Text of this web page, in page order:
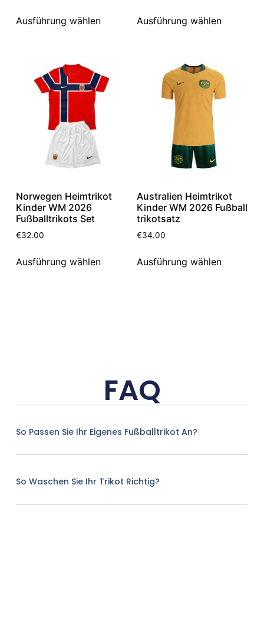
Ausführung wählen Ausführung wählen
Norwegen Heimtrikot
Kinder WM 2026
Fußballtrikots Set
€32.00
Ausführung wählen
Australien Heimtrikot
Kinder WM 2026 Fußball
trikotsatz
€34.00
Ausführung wählen
FAQ
So Passen Sie Ihr Eigenes Fußballtrikot An?
So Waschen Sie Ihr Trikot Richtig?